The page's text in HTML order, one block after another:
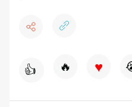
👍 🔥 ♥